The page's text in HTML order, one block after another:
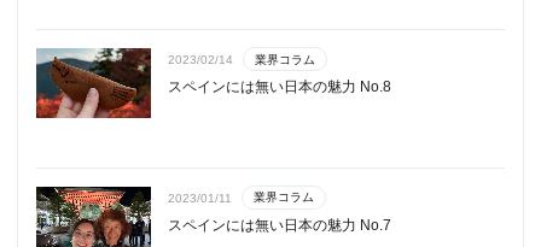
2023/02/14 業界コラム
スペインには無い日本の魅力 No.8
2023/01/11 業界コラム
スペインには無い日本の魅力 No.7